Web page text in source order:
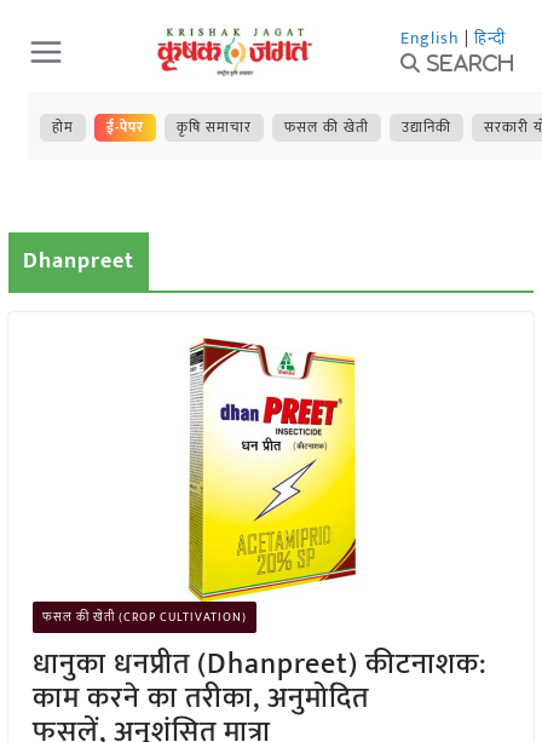
Skip
to
content
English | हिन्दी
Search
होम ई-पेपर कृषि समाचार फसल की खेती उद्यानिकी सरकारी
Dhanpreet
फसल की खेती (CROP CULTIVATION)
धानुका धनप्रीत (Dhanpreet) कीटनाशक:
काम करने का तरीका, अनुमोदित